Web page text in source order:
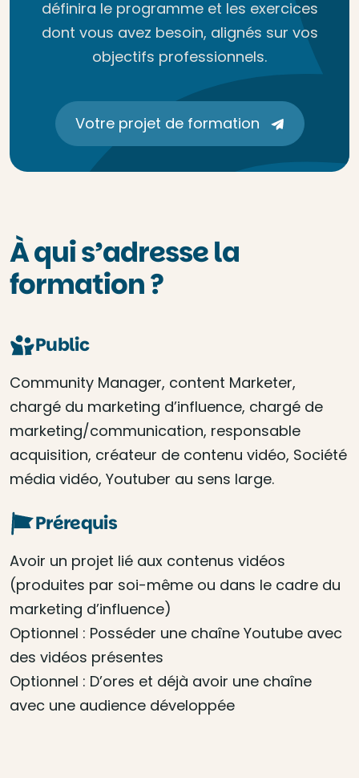
définira le programme et les exercices
dont vous avez besoin, alignés sur vos
objectifs professionnels.
Votre projet de formation
À qui s’adresse la
formation ?
Public
Community Manager, content Marketer,
chargé du marketing d’influence, chargé de
marketing/communication, responsable
acquisition, créateur de contenu vidéo, Société
média vidéo, Youtuber au sens large.
Prérequis
Avoir un projet lié aux contenus vidéos
(produites par soi-même ou dans le cadre du
marketing d’influence)
Optionnel : Posséder une chaîne Youtube avec
des vidéos présentes
Optionnel : D’ores et déjà avoir une chaîne
avec une audience développée